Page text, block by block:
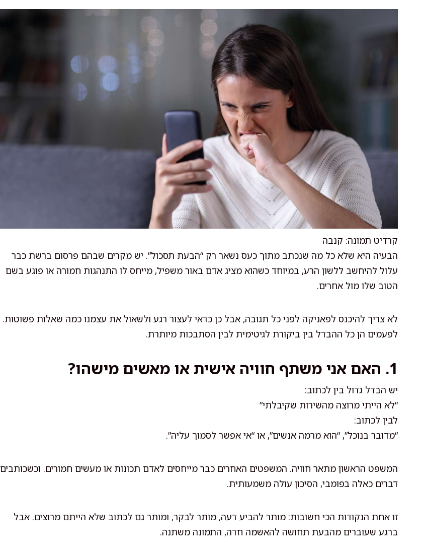
קרדיט תמונה: קנבה
הבעיה היא שלא כל מה שנכתב מתוך כעס נשאר רק “הבעת תסכול”. יש מקרים שבהם פרסום ברשת כבר
עלול להיחשב ללשון הרע, במיוחד כשהוא מציג אדם באור משפיל, מייחס לו התנהגות חמורה או פוגע בשם
הטוב שלו מול אחרים.
לא צריך להיכנס לפאניקה לפני כל תגובה, אבל כן כדאי לעצור רגע ולשאול את עצמנו כמה שאלות פשוטות.
לפעמים הן כל ההבדל בין ביקורת לגיטימית לבין הסתבכות מיותרת.
1. האם אני משתף חוויה אישית או מאשים מישהו?
יש הבדל גדול בין לכתוב:
“לא הייתי מרוצה מהשירות שקיבלתי”
לבין לכתוב:
“מדובר בנוכל”, “הוא מרמה אנשים”, או “אי אפשר לסמוך עליה”.
המשפט הראשון מתאר חוויה. המשפטים האחרים כבר מייחסים לאדם תכונות או מעשים חמורים. וכשכותבים
דברים כאלה בפומבי, הסיכון עולה משמעותית.
זו אחת הנקודות הכי חשובות: מותר להביע דעה, מותר לבקר, ומותר גם לכתוב שלא הייתם מרוצים. אבל
ברגע שעוברים מהבעת תחושה להאשמה חדה, התמונה משתנה.